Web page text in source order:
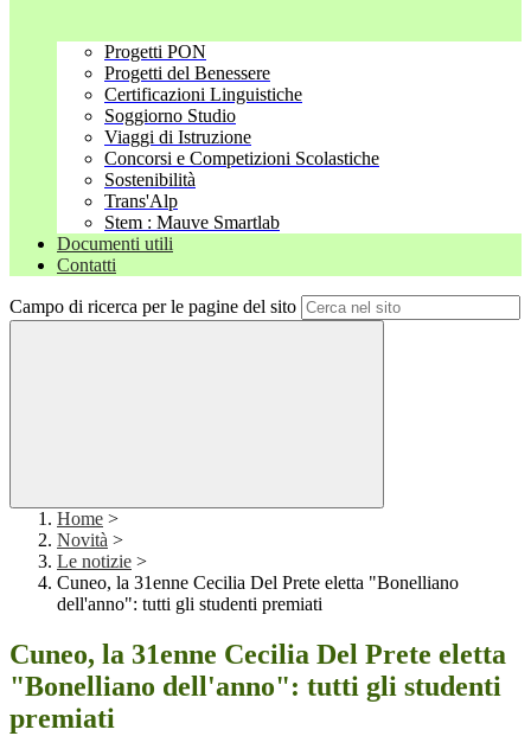
Progetti PON
Progetti del Benessere
Certificazioni Linguistiche
Soggiorno Studio
Viaggi di Istruzione
Concorsi e Competizioni Scolastiche
Sostenibilità
Trans'Alp
Stem : Mauve Smartlab
Documenti utili
Contatti
Campo di ricerca per le pagine del sito
Home >
Novità >
Le notizie >
Cuneo, la 31enne Cecilia Del Prete eletta "Bonelliano
dell'anno": tutti gli studenti premiati
Cuneo, la 31enne Cecilia Del Prete eletta
"Bonelliano dell'anno": tutti gli studenti
premiati